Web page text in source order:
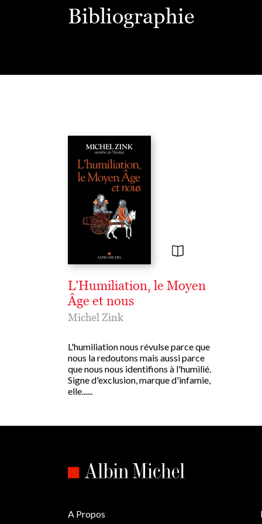
Bibliographie
L’Humiliation, le Moyen
Âge et nous
Michel Zink
L'humiliation nous révulse parce que
nous la redoutons mais aussi parce
que nous nous identifions à l'humilié.
Signe d'exclusion, marque d'infamie,
elle......
A Propos